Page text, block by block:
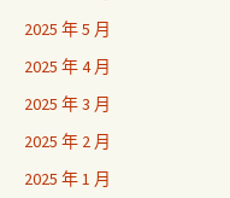
2025 年 5 月
2025 年 4 月
2025 年 3 月
2025 年 2 月
2025 年 1 月